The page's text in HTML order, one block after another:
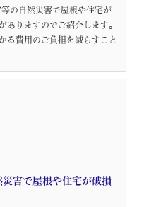
の自然災害で屋根や住宅が
ありますのでご紹介します。
る費用のご負担を減らすこと
害で屋根や住宅が破損